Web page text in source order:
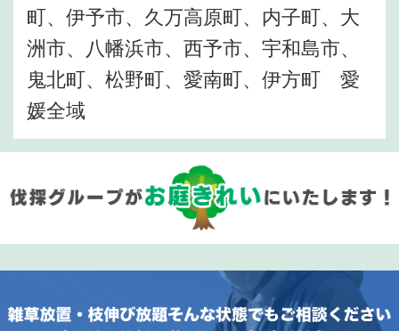
町、伊予市、久万高原町、内子町、大
洲市、八幡浜市、西予市、宇和島市、
鬼北町、松野町、愛南町、伊方町 愛
媛全域